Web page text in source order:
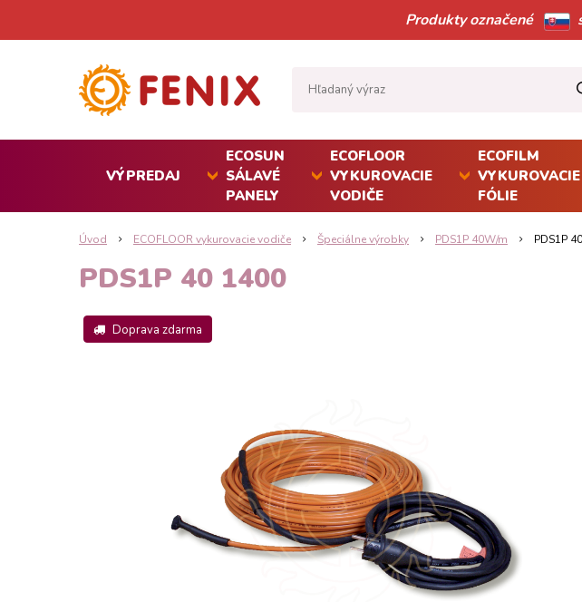
Produkty označené
VÝPREDAJ
ECOSUN
SÁLAVÉ
PANELY
ECOFLOOR
VYKUROVACIE
VODIČE
ECOFILM
VYKUROVACIE
FÓLIE
Úvod ECOFLOOR vykurovacie vodiče Špeciálne výrobky PDS1P 40W/m PDS1P
PDS1P 40 1400
Doprava zdarma